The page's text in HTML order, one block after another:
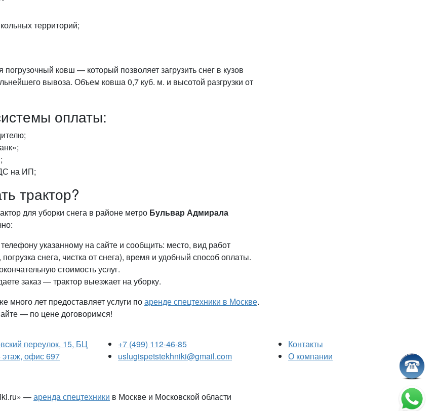
территорий;
погрузочный ковш — который позволяет загрузить снег в кузов
вывоза. Объем ковша 0,7 куб. м. и высотой разгрузки от
оплаты:
на ИП;
трактор?
для уборки снега в районе метро Бульвар Адмирала
указанному на сайте и сообщить: место, вид работ
погрузка снега, чистка от снега), время и удобный способ оплаты.
стоимость услуг.
заказ — трактор выезжает на уборку.
много лет предоставляет услуги поаренде спецтехники в Москве.
— по цене договоримся!
переулок, 15, БЦ
офис 697
+7 (499) 112-46-85
uslugispetstekhniki@gmail.com
Контакты
О компании
—аренда спецтехники в Москве и Московской области